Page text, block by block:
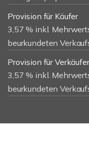
Provision für Käufer
3,57 % inkl.
beurkundeten
Provision für Verkäufer
3,57 % inkl.
beurkundeten